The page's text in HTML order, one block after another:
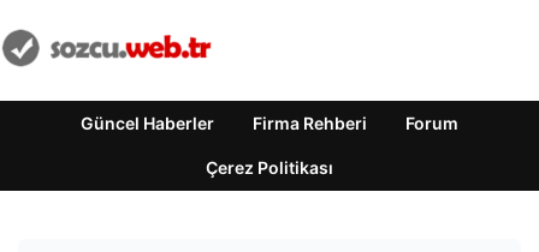
Güncel Haberler Firma Rehberi Forum
Çerez Politikası